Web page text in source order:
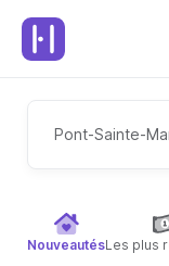
Pont-Sainte-
NouveautésLes plus